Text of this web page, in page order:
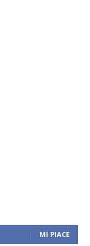
MI PIACE